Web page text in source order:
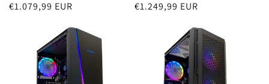
habitual
de
€1.079,99 EUR
habitual
de
€1.249,99 EUR